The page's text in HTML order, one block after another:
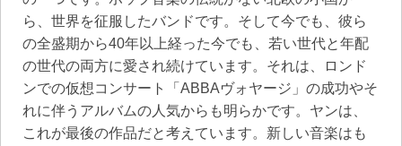
ら、世界を征服したバンドです。そして今でも、彼ら
の全盛期から40年以上経った今でも、若い世代と年配
の世代の両方に愛され続けています。それは、ロンド
ンでの仮想コンサート「ABBAヴォヤージ」の成功やそ
れに伴うアルバムの人気からも明らかです。ヤンは、
これが最後の作品だと考えています。新しい音楽はも